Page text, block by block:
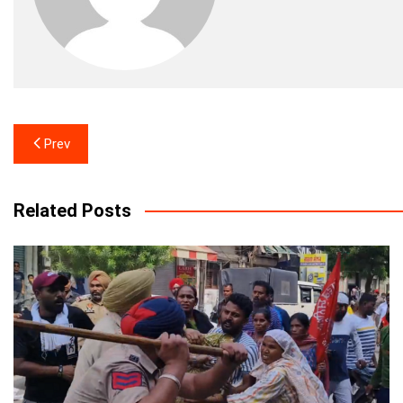
Post
navigation
Prev
Related Posts